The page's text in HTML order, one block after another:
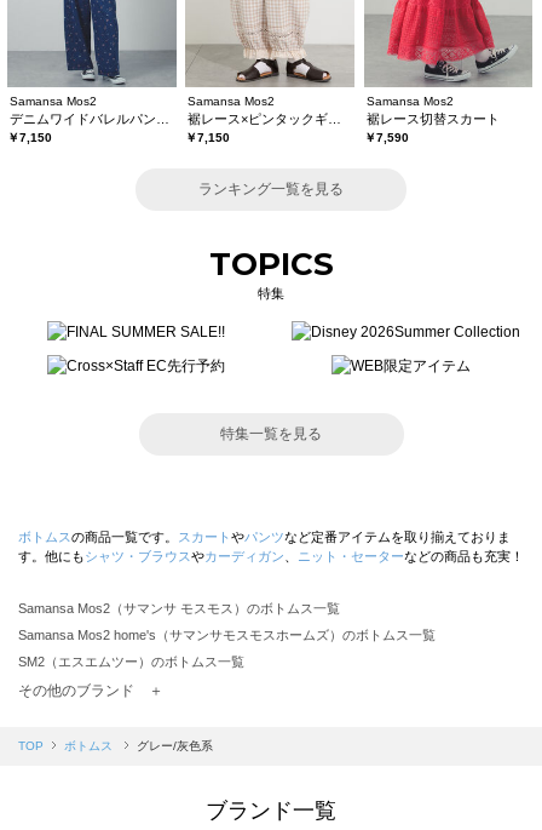
Samansa Mos2
￥7,150
Samansa Mos2
￥7,150
Samansa Mos2
裾レース切替スカート
￥7,590
ランキング一覧を見る
TOPICS
特集
特集一覧を見る
ボトムスの商品一覧です。 スカート やパンツなど定番アイテムを取り揃えておりま
す。他にもシャツ・ブラウスやカーディガン ニット・セーターなどの商品も充実！
Samansa Mos2（サマンサ モスモス）のボトムス一覧
Samansa Mos2 home's（サマンサモスモスホームズ）のボトムス一覧
SM2（エスエムツー）のボトムス一覧
TSUHARU by Samansa Mos2（ツハルバイサマンサモスモス）のボトムス一覧
Samansa Mos2 blue（サマンサモスモス ブルー）のボトムス一覧
sō4ū（ソウフォーユー）のボトムス一覧
その他のブランド ＋
TOP ボトムス グレー/灰色系
ブランド一覧